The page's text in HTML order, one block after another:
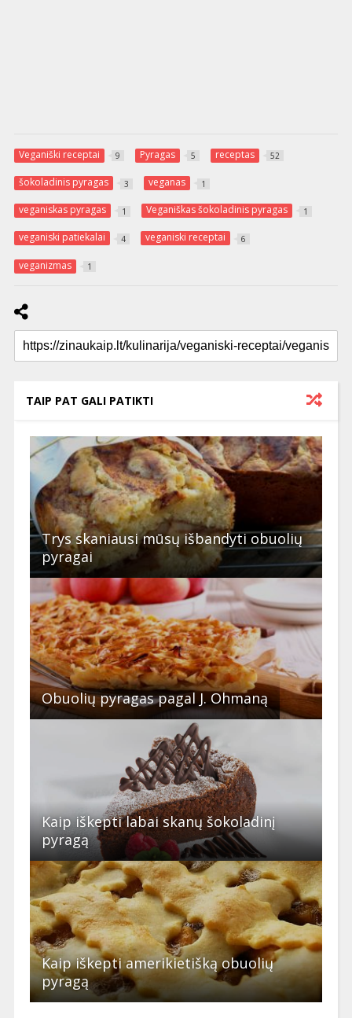
Veganiški receptai 9 Pyragas 5 receptas 52
šokoladinis pyragas 3 veganas 1
veganiskas pyragas 1 Veganiškas šokoladinis pyragas 1
veganiski patiekalai 4 veganiski receptai 6
veganizmas 1
TAIP PAT GALI PATIKTI
Trys skaniausi mūsų išbandyti obuolių
pyragai
Obuolių pyragas pagal J. Ohmaną
Kaip iškepti labai skanų šokoladinį
pyragą
Kaip iškepti amerikietišką obuolių
pyragą